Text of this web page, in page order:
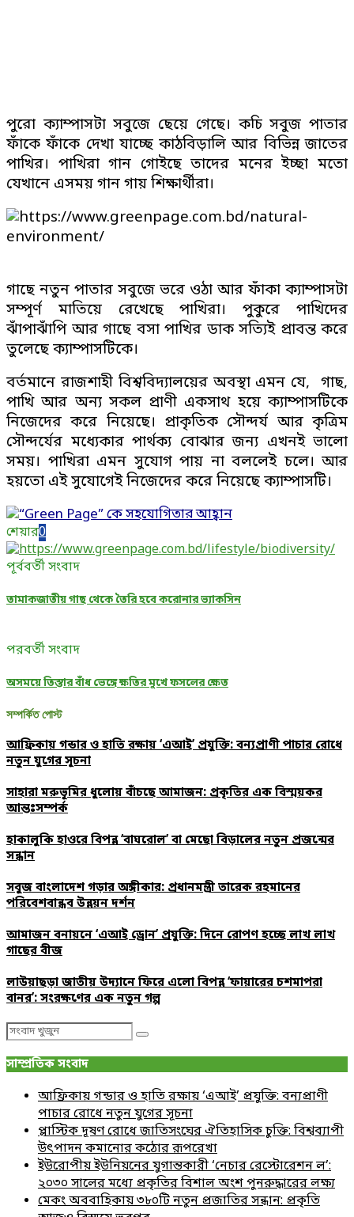
পুরো ক্যাম্পাসটা সবুজে ছেয়ে গেছে। কচি সবুজ পাতার
ফাঁকে ফাঁকে দেখা যাচ্ছে কাঠবিড়ালি আর বিভিন্ন জাতের
পাখির। পাখিরা গান গােইছে তাদের মনের ইচ্ছা মতো
যেখানে এসময় গান গায় শিক্ষার্থীরা।
গাছে নতুন পাতার সবুজে ভরে ওঠা আর ফাঁকা ক্যাম্পাসটা
সম্পূর্ণ মাতিয়ে রেখেছে পাখিরা। পুকুরে পাখিদের
ঝাঁপাঝাঁপি আর গাছে বসা পাখির ডাক সত্যিই প্রাবন্ত করে
তুলেছে ক্যাম্পাসটিকে।
বর্তমানে রাজশাহী বিশ্ববিদ্যালয়ের অবস্থা এমন যে, গাছ,
পাখি আর অন্য সকল প্রাণী একসাথ হয়ে ক্যাম্পাসটিকে
নিজেদের করে নিয়েছে। প্রাকৃতিক সৌন্দর্য আর কৃত্রিম
সৌন্দর্যের মধ্যেকার পার্থক্য বোঝার জন্য এখনই ভালো
সময়। পাখিরা এমন সুযোগ পায় না বললেই চলে। আর
হয়তো এই সুযোগেই নিজেদের করে নিয়েছে ক্যাম্পাসটি।
শেয়ার0
পূর্ববর্তী সংবাদ
তামাকজাতীয় গাছ থেকে তৈরি হবে করোনার ভ্যাকসিন
পরবর্তী সংবাদ
অসময়ে তিস্তার বাঁধ ভেঙ্গে ক্ষতির মুখে ফসলের ক্ষেত
সম্পর্কিত পোস্ট
আফ্রিকায় গন্ডার ও হাতি রক্ষায় ‘এআই’ প্রযুক্তি: বন্যপ্রাণী পাচার রোধে
নতুন যুগের সূচনা
সাহারা মরুভূমির ধুলোয় বাঁচছে আমাজন: প্রকৃতির এক বিস্ময়কর
আন্তঃসম্পর্ক
হাকালুকি হাওরে বিপন্ন ‘বাঘরোল’ বা মেছো বিড়ালের নতুন প্রজন্মের
সন্ধান
সবুজ বাংলাদেশ গড়ার অঙ্গীকার: প্রধানমন্ত্রী তারেক রহমানের
পরিবেশবান্ধব উন্নয়ন দর্শন
আমাজন বনায়নে ‘এআই ড্রোন’ প্রযুক্তি: দিনে রোপণ হচ্ছে লাখ লাখ
গাছের বীজ
লাউয়াছড়া জাতীয় উদ্যানে ফিরে এলো বিপন্ন ‘ফায়ারের চশমাপরা
বানর’: সংরক্ষণের এক নতুন গল্প
Search
Search
সাম্প্রতিক সংবাদ
আফ্রিকায় গন্ডার ও হাতি রক্ষায় ‘এআই’ প্রযুক্তি: বন্যপ্রাণী
পাচার রোধে নতুন যুগের সূচনা
প্লাস্টিক দূষণ রোধে জাতিসংঘের ঐতিহাসিক চুক্তি: বিশ্বব্যাপী
উৎপাদন কমানোর কঠোর রূপরেখা
ইউরোপীয় ইউনিয়নের যুগান্তকারী ‘নেচার রেস্টোরেশন ল’:
২০৩০ সালের মধ্যে প্রকৃতির বিশাল অংশ পুনরুদ্ধারের লক্ষ্য
মেকং অববাহিকায় ৩৮০টি নতুন প্রজাতির সন্ধান: প্রকৃতি